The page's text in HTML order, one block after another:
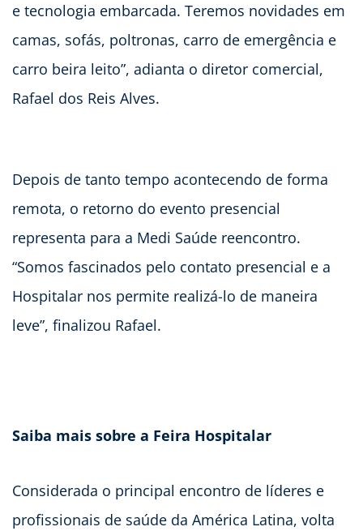
e tecnologia embarcada. Teremos novidades em
camas, sofás, poltronas, carro de emergência e
carro beira leito”, adianta o diretor comercial,
Rafael dos Reis Alves.
Depois de tanto tempo acontecendo de forma
remota, o retorno do evento presencial
representa para a Medi Saúde reencontro.
“Somos fascinados pelo contato presencial e a
Hospitalar nos permite realizá-lo de maneira
leve”, finalizou Rafael.
Saiba mais sobre a Feira Hospitalar
Considerada o principal encontro de líderes e
profissionais de saúde da América Latina, volta